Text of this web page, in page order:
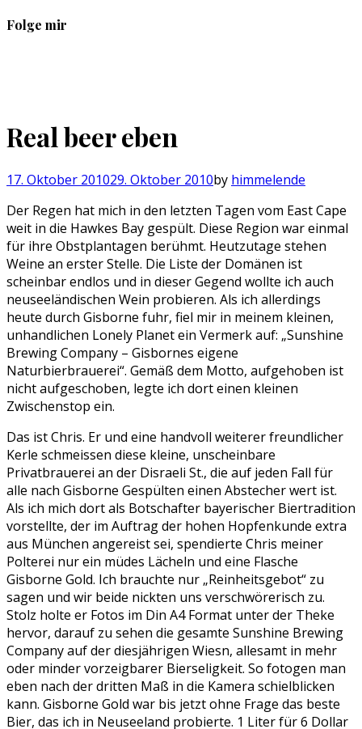
Folge mir
anzeigen
anzeigen
anzeigen
anzeigen
Real beer eben
17. Oktober 201029. Oktober 2010by himmelende
Der Regen hat mich in den letzten Tagen vom East Cape
weit in die Hawkes Bay gespült. Diese Region war einmal
für ihre Obstplantagen berühmt. Heutzutage stehen
Weine an erster Stelle. Die Liste der Domänen ist
scheinbar endlos und in dieser Gegend wollte ich auch
neuseeländischen Wein probieren. Als ich allerdings
heute durch Gisborne fuhr, fiel mir in meinem kleinen,
unhandlichen Lonely Planet ein Vermerk auf: „Sunshine
Brewing Company – Gisbornes eigene
Naturbierbrauerei“. Gemäß dem Motto, aufgehoben ist
nicht aufgeschoben, legte ich dort einen kleinen
Zwischenstop ein.
Das ist Chris. Er und eine handvoll weiterer freundlicher
Kerle schmeissen diese kleine, unscheinbare
Privatbrauerei an der Disraeli St., die auf jeden Fall für
alle nach Gisborne Gespülten einen Abstecher wert ist.
Als ich mich dort als Botschafter bayerischer Biertradition
vorstellte, der im Auftrag der hohen Hopfenkunde extra
aus München angereist sei, spendierte Chris meiner
Polterei nur ein müdes Lächeln und eine Flasche
Gisborne Gold. Ich brauchte nur „Reinheitsgebot“ zu
sagen und wir beide nickten uns verschwörerisch zu.
Stolz holte er Fotos im Din A4 Format unter der Theke
hervor, darauf zu sehen die gesamte Sunshine Brewing
Company auf der diesjährigen Wiesn, allesamt in mehr
oder minder vorzeigbarer Bierseligkeit. So fotogen man
eben nach der dritten Maß in die Kamera schielblicken
kann. Gisborne Gold war bis jetzt ohne Frage das beste
Bier, das ich in Neuseeland probierte. 1 Liter für 6 Dollar